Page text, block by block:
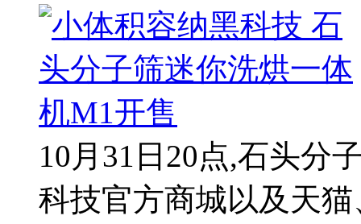
10月31日20点,石头分
科技官方商城以及天